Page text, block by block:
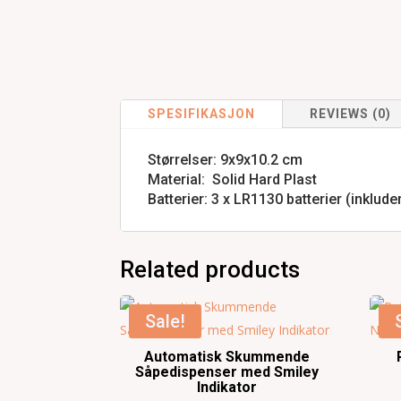
SPESIFIKASJON REVIEWS (0)
Størrelser: 9x9x10.2 cm
Material: Solid Hard Plast
Batterier: 3 x LR1130 batterier
Related products
Sale!
Automatisk Skummende
Såpedispenser med Smiley
Indikator